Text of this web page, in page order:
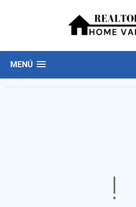
MENÚ